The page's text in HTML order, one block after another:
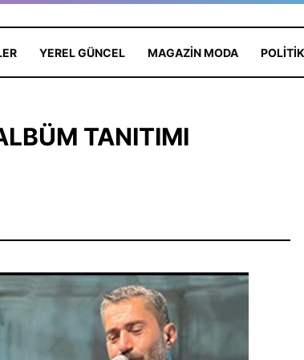
YEREL GÜNCEL MAGAZIN MODA
TANITIMI
Edebiyat ve Psikoloji